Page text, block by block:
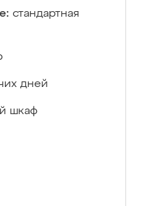
стандартная
дней
шкаф